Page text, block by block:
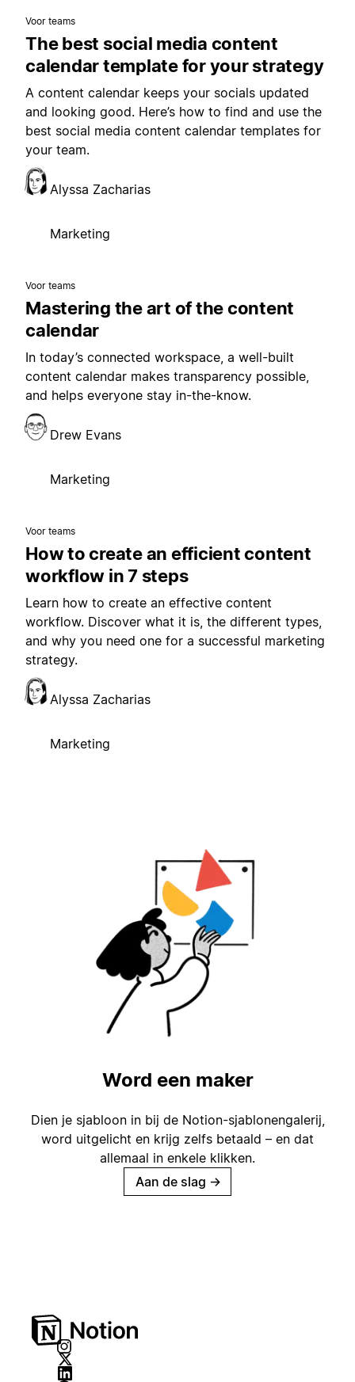
Voor teams
The best social media content
calendar template for your strategy
A content calendar keeps your socials updated
and looking good. Here’s how to find and use the
best social media content calendar templates for
your team.
Alyssa Zacharias
Marketing
Voor teams
Mastering the art of the content
calendar
In today’s connected workspace, a well-built
content calendar makes transparency possible,
and helps everyone stay in-the-know.
Drew Evans
Marketing
Voor teams
How to create an efficient content
workflow in 7 steps
Learn how to create an effective content
workflow. Discover what it is, the different types,
and why you need one for a successful marketing
strategy.
Alyssa Zacharias
Marketing
Word een maker
Dien je sjabloon in bij de Notion-sjablonengalerij,
word uitgelicht en krijg zelfs betaald – en dat
allemaal in enkele klikken.
Aan de slag →